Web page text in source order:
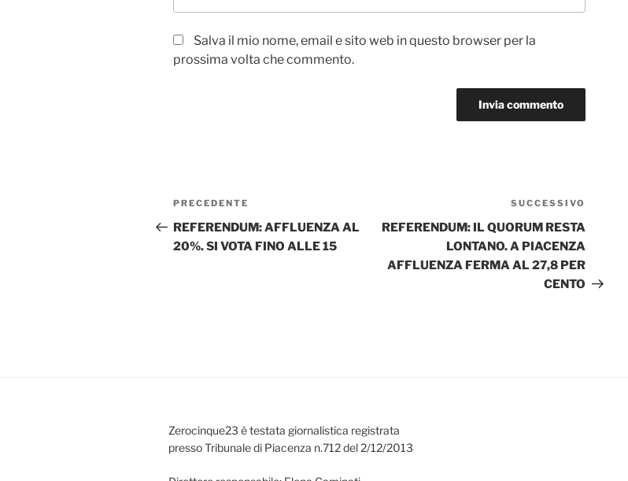
Salva il mio nome, email e sito web in questo browser per la
prossima volta che commento.
Navigazione
articoli
Articolo
precedente:
PRECEDENTE
REFERENDUM: AFFLUENZA AL
20%. SI VOTA FINO ALLE 15
SUCCESSIVO
REFERENDUM: IL QUORUM RESTA
LONTANO. A PIACENZA
AFFLUENZA FERMA AL 27,8 PER
CENTO
Zerocinque23 è testata giornalistica registrata
presso Tribunale di Piacenza n.712 del 2/12/2013